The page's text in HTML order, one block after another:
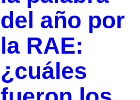
del año por
la RAE:
¿cuáles